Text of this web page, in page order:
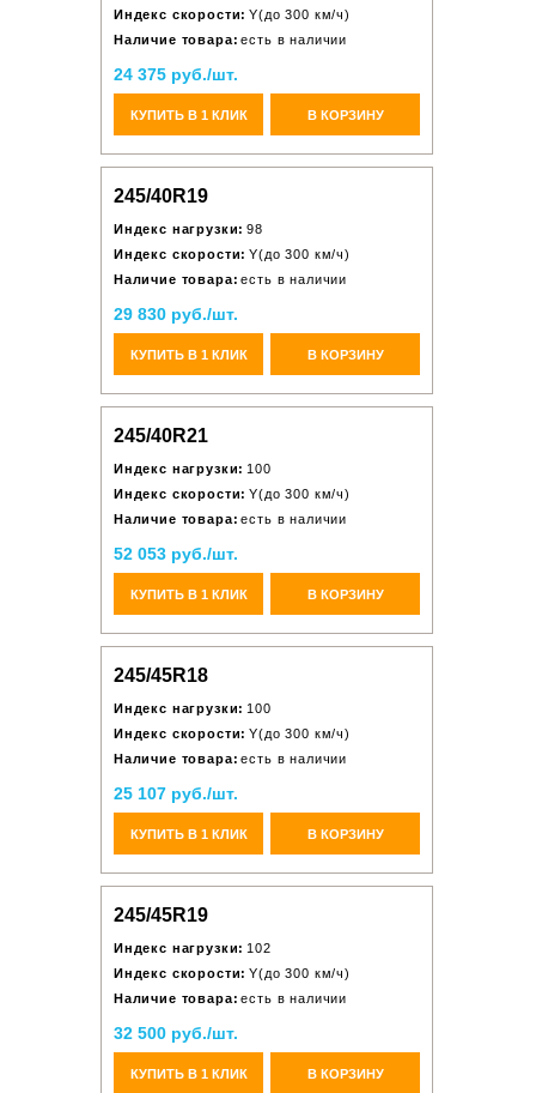
Индекс скорости: Y(до 300 км/ч)
Наличие товара: есть в наличии
24 375 руб./шт.
КУПИТЬ В 1 КЛИК В КОРЗИНУ
245/40R19
Индекс нагрузки: 98
Индекс скорости: Y(до 300 км/ч)
Наличие товара: есть в наличии
29 830 руб./шт.
КУПИТЬ В 1 КЛИК В КОРЗИНУ
245/40R21
Индекс нагрузки: 100
Индекс скорости: Y(до 300 км/ч)
Наличие товара: есть в наличии
52 053 руб./шт.
КУПИТЬ В 1 КЛИК В КОРЗИНУ
245/45R18
Индекс нагрузки: 100
Индекс скорости: Y(до 300 км/ч)
Наличие товара: есть в наличии
25 107 руб./шт.
КУПИТЬ В 1 КЛИК В КОРЗИНУ
245/45R19
Индекс нагрузки: 102
Индекс скорости: Y(до 300 км/ч)
Наличие товара: есть в наличии
32 500 руб./шт.
КУПИТЬ В 1 КЛИК В КОРЗИНУ